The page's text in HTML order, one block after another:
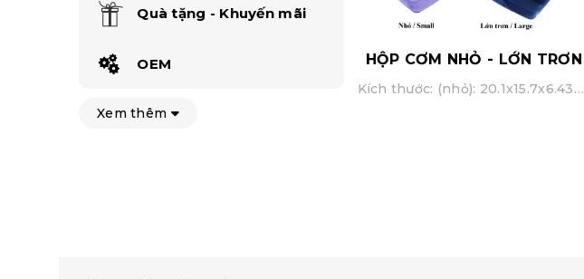
Quà tặng - Khuyến mãi
OEM
Xem thêm
HỘP CƠM NHỎ - LỚN TRƠN
Kích thước: (nhỏ): 20.1x15.7x6.43cm